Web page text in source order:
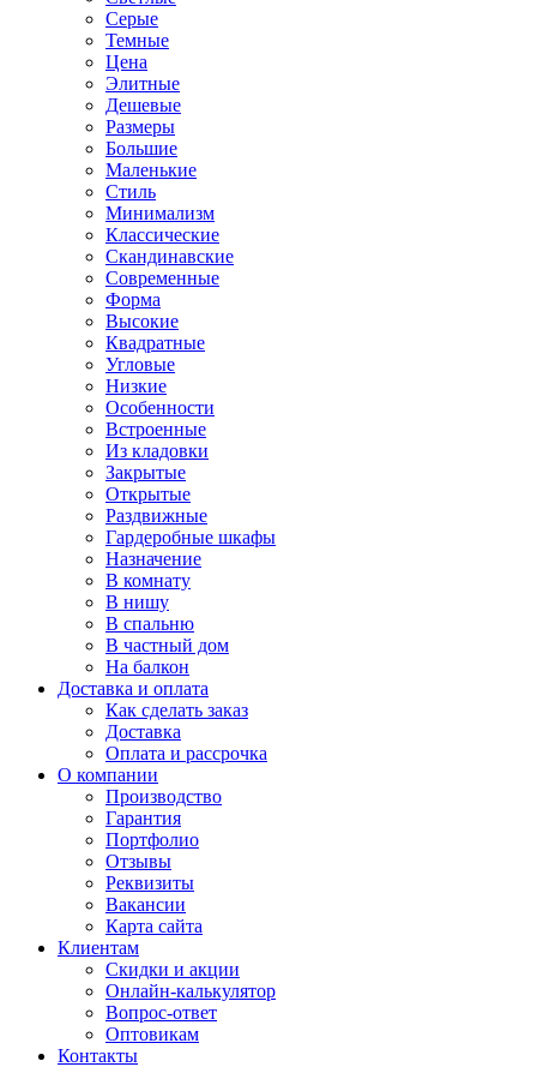
Серые
Темные
Цена
Элитные
Дешевые
Размеры
Большие
Маленькие
Стиль
Минимализм
Классические
Скандинавские
Современные
Форма
Высокие
Квадратные
Угловые
Низкие
Особенности
Встроенные
Из кладовки
Закрытые
Открытые
Раздвижные
Гардеробные шкафы
Назначение
В комнату
В нишу
В спальню
В частный дом
На балкон
Доставка и оплата
Как сделать заказ
Доставка
Оплата и рассрочка
О компании
Производство
Гарантия
Портфолио
Отзывы
Реквизиты
Вакансии
Карта сайта
Клиентам
Скидки и акции
Онлайн-калькулятор
Вопрос-ответ
Оптовикам
Контакты